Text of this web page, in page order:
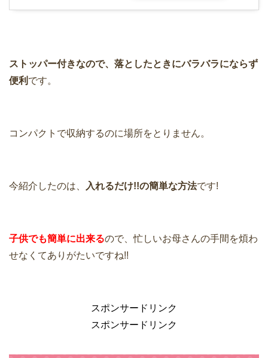
ストッパー付きなので、落としたときにバラバラにならず
便利 です。
コンパクトで収納するのに場所をとりません。
今紹介したのは、 入れるだけ!!の簡単な方法です!
子供でも簡単に出来るので、忙しいお母さんの手間を煩わ
せなくてありがたいですね!!
スポンサードリンク
スポンサードリンク